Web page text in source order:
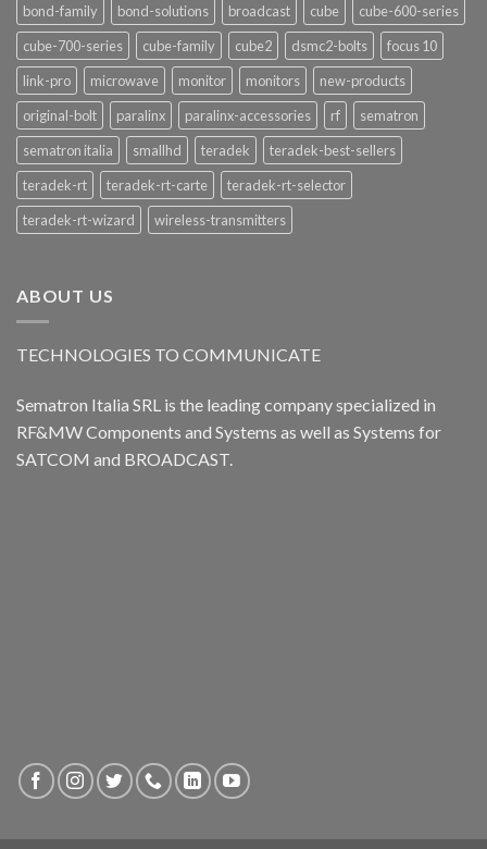
bond-family
bond-solutions broadcast cube
cube-600-series
cube-700-series
cube-family cube2 dsmc2-bolts
focus 10
link-pro
microwave monitor monitors
new-products
original-bolt
paralinx paralinx-accessories rf
sematron
sematron italia
smallhd teradek
teradek-best-sellers
teradek-rt
teradek-rt-carte
teradek-rt-selector
teradek-rt-wizard
wireless-transmitters
ABOUT US
TECHNOLOGIES TO COMMUNICATE
Sematron Italia SRL is the leading company specialized in
RF&MW Components and Systems as well as Systems for
SATCOM and BROADCAST.